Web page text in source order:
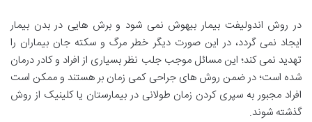
در روش اندولیفت بیمار بیهوش نمی شود و برش هایی در بدن بیمار
ایجاد نمی گردد، در این صورت دیگر خطر مرگ و سکته جان بیماران را
تهدید نمی کند؛ این مسائل موجب جلب نظر بسیاری از افراد و کادر درمان
شده است؛ در ضمن روش های جراحی کمی زمان بر هستند و ممکن است
افراد مجبور به سپری کردن زمان طولانی در بیمارستان یا کلینیک از روش
گذشته شوند.